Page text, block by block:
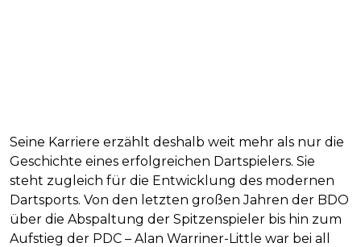
Seine Karriere erzählt deshalb weit mehr als nur die
Geschichte eines erfolgreichen Dartspielers. Sie
steht zugleich für die Entwicklung des modernen
Dartsports. Von den letzten großen Jahren der BDO
über die Abspaltung der Spitzenspieler bis hin zum
Aufstieg der PDC – Alan Warriner-Little war bei all